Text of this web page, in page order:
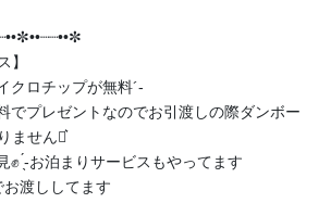
】
クロチップが無料︎´-
でプレゼントなのでお引渡しの際ダンボー
ません‪⋆͛
̖́-お泊まりサービスもやってます
渡ししてます